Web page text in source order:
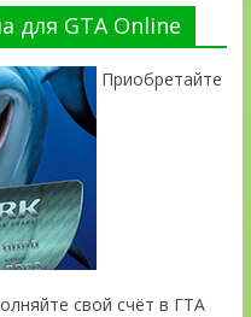
для GTA Online
Приобретайте
свой счёт в ГТА